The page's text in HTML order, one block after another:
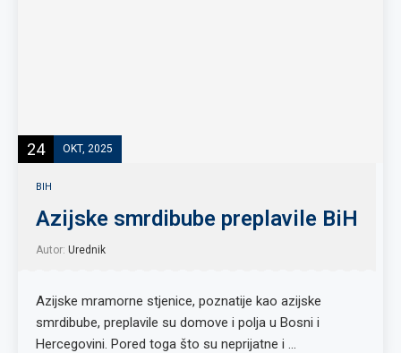
24 OKT, 2025
BIH
Azijske smrdibube preplavile BiH
Autor: Urednik
Azijske mramorne stjenice, poznatije kao azijske
smrdibube, preplavile su domove i polja u Bosni i
Hercegovini. Pored toga što su neprijatne i …